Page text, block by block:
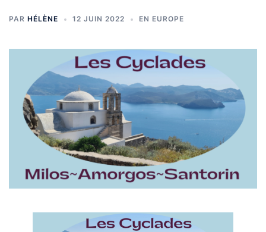
PAR HÉLÈNE 12 JUIN 2022 EN EUROPE